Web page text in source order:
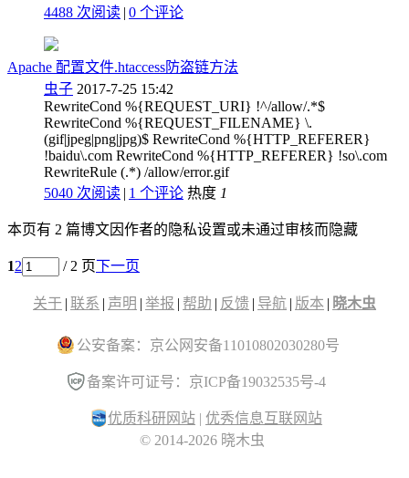
4488 次阅读 | 0 个评论
Apache 配置文件.htaccess防盗链方法
虫子 2017-7-25 15:42
RewriteCond %{REQUEST_URI} !^/allow/.*$
RewriteCond %{REQUEST_FILENAME} \.
(gif|jpeg|png|jpg)$ RewriteCond %{HTTP_REFERER}
!baidu\.com RewriteCond %{HTTP_REFERER} !so\.com
RewriteRule (.*) /allow/error.gif
5040 次阅读 | 1 个评论 热度 1
本页有 2 篇博文因作者的隐私设置或未通过审核而隐藏
12 / 2 页下一页
关于 | 联系 | 声明 | 举报 | 帮助 | 反馈 | 导航 | 版本 | 晓木虫
公安备案：京公网安备11010802030280号
备案许可证号：京ICP备19032535号-4
优质科研网站 | 优秀信息互联网站
© 2014-2026 晓木虫